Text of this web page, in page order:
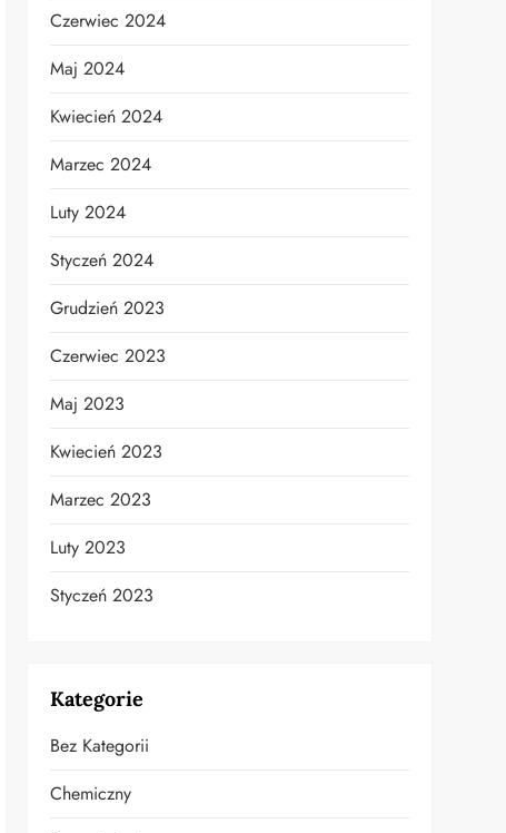
Czerwiec 2024
Maj 2024
Kwiecień 2024
Marzec 2024
Luty 2024
Styczeń 2024
Grudzień 2023
Czerwiec 2023
Maj 2023
Kwiecień 2023
Marzec 2023
Luty 2023
Styczeń 2023
Kategorie
Bez Kategorii
Chemiczny